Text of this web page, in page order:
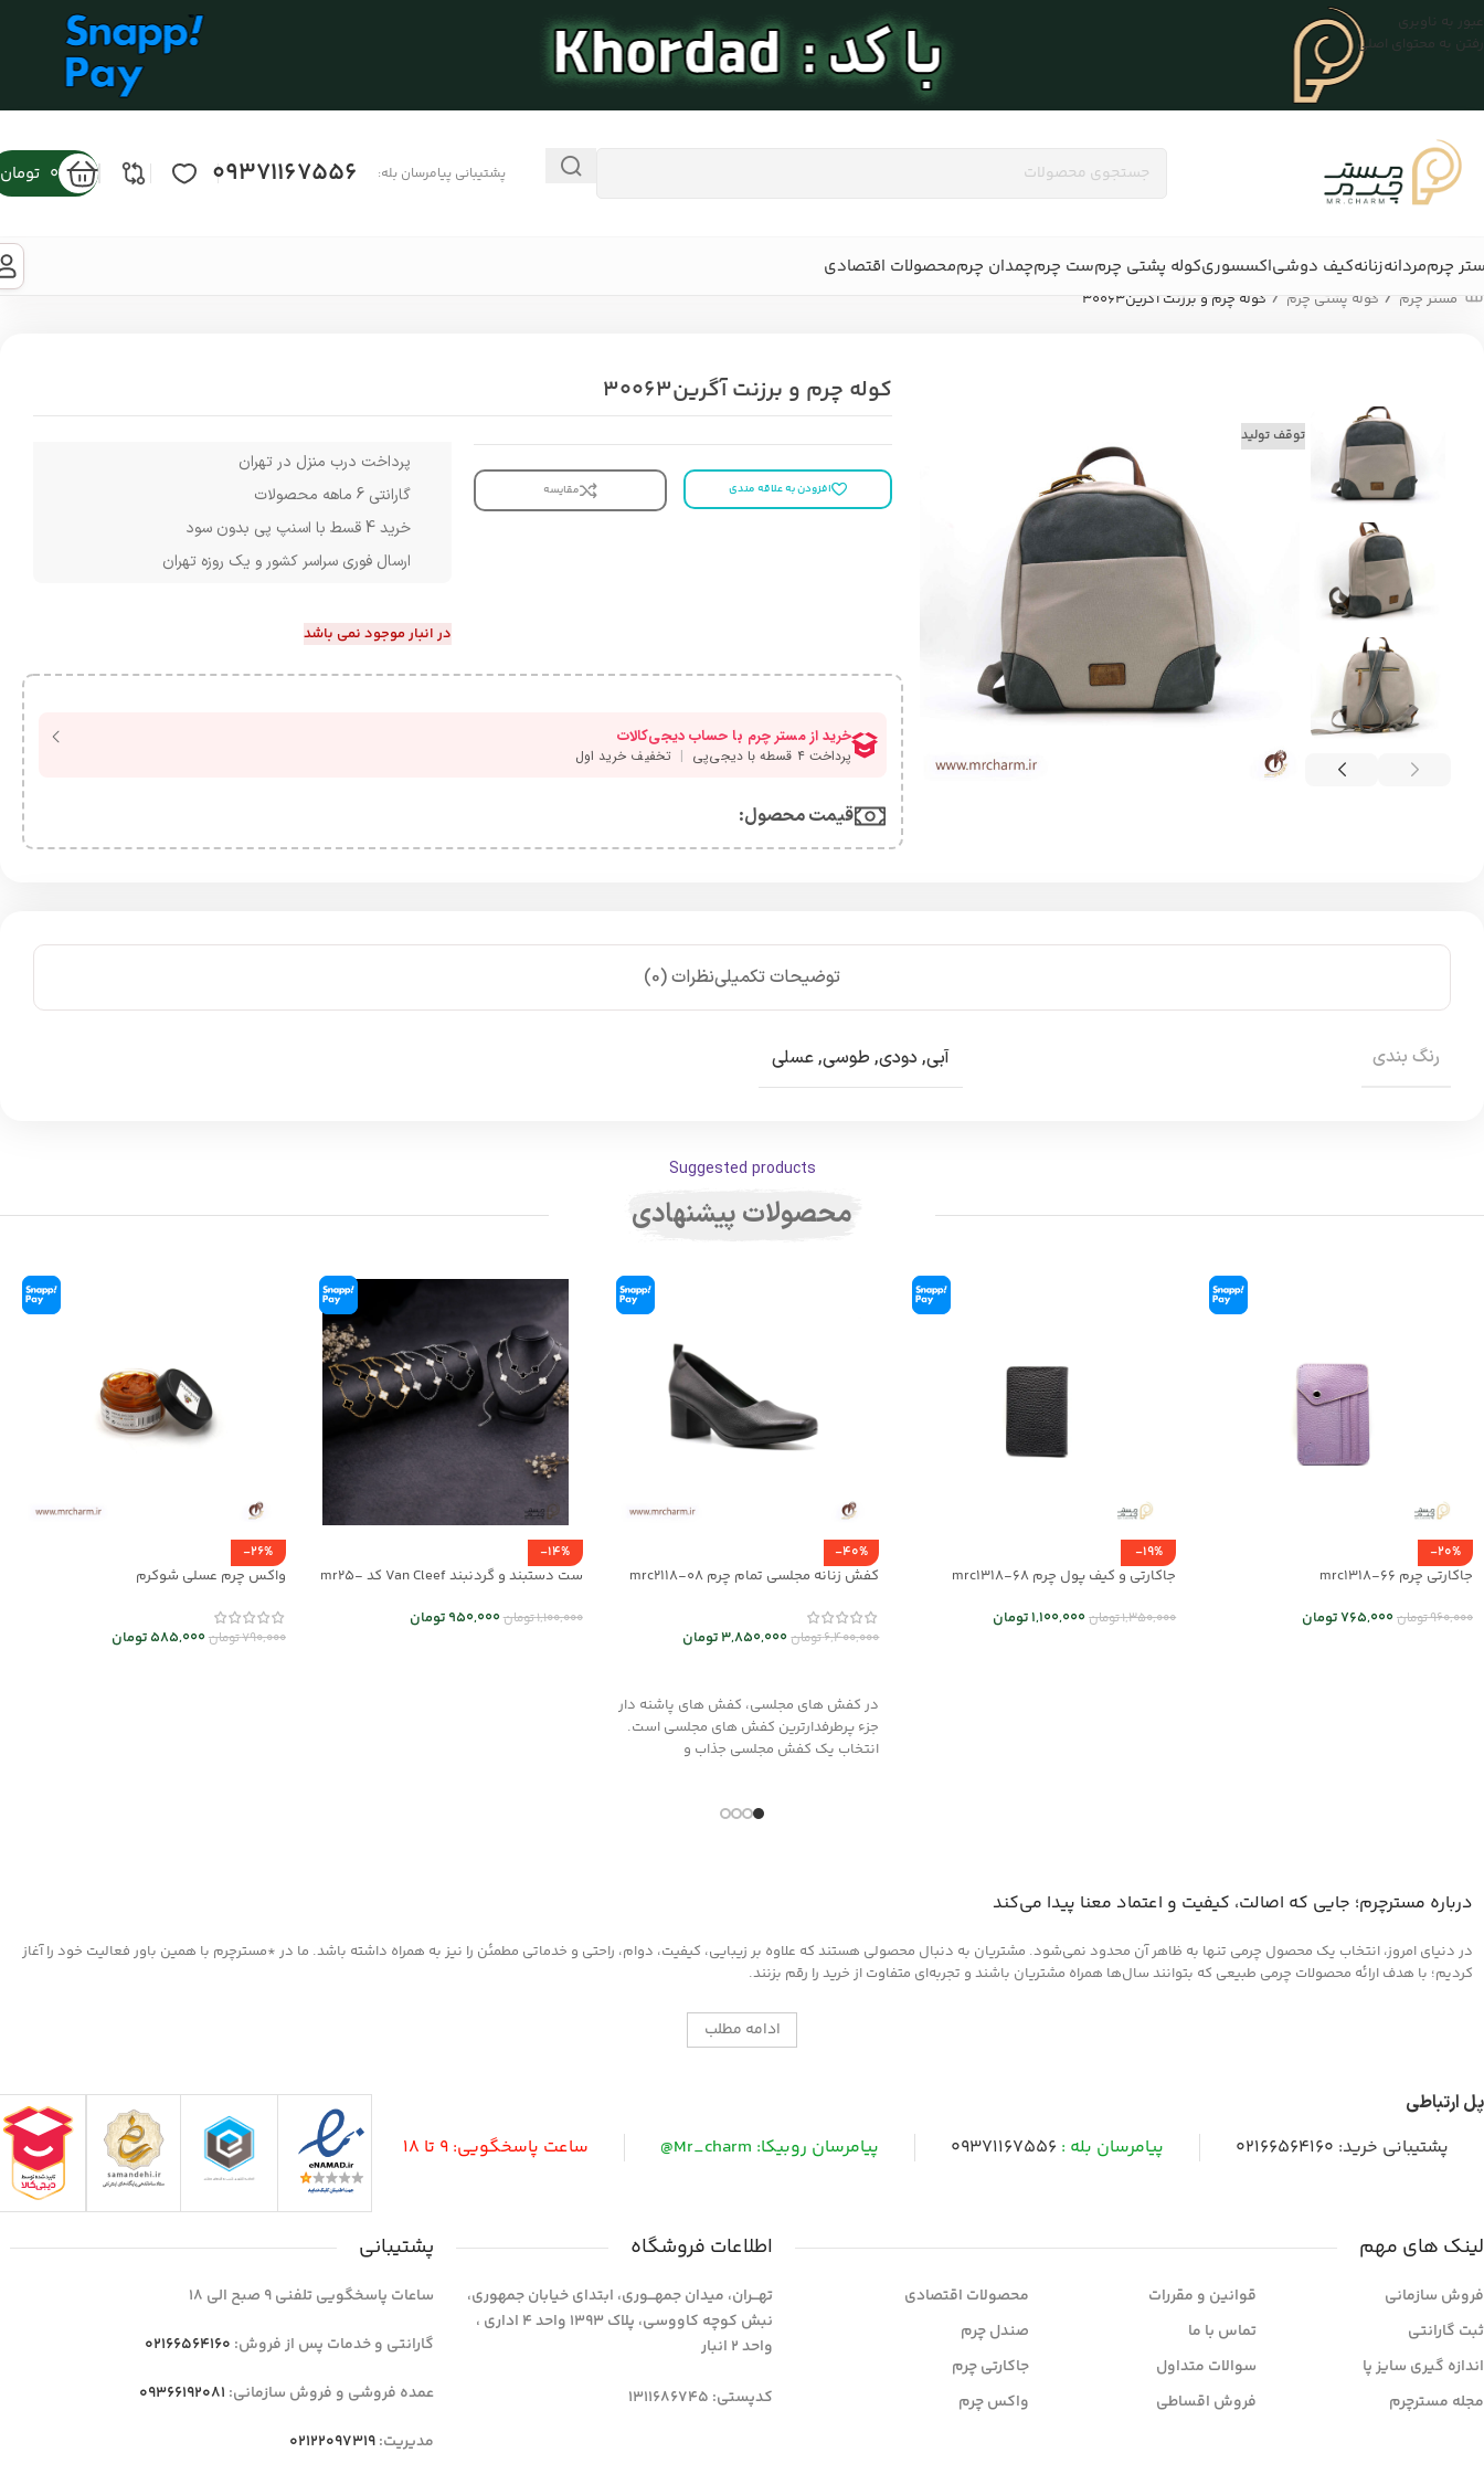
عبور به ناوبری
رفتن به محتوای اصلی
پشتیبانی پیامرسان بله: 09371167556
0 تومان
چرممردانهزنانهکیف دوشیاکسسوریکوله پشتی چرمست چرمچمدان چرممحصولات اقتصادی
مستر چرم / کوله پشتی چرم / کوله چرم و برزنت آگرین30063
توقف تولید
کوله چرم و برزنت آگرین30063
افزودن به علاقه مندی مقایسه
پرداخت درب منزل در تهران
گارانتی 6 ماهه محصولات
خرید 4 قسط با اسنپ پی بدون سود
ارسال فوری سراسر کشور و یک روزه تهران
در انبار موجود نمی باشد
قیمت محصول:​
توضیحات تکمیلینظرات (0)
رنگ بندی آبی, دودی, طوسی,عسلی
Suggested products
محصولات پیشنهادی
-20%
جاکارتی چرم mrc1318-66
960,000تومان765,000تومان
-19%
جاکارتی و کیف پول چرم mrc1318-68
1,350,000تومان1,100,000تومان
-40%
کفش زنانه مجلسی تمام چرم mrc2118-08
6,400,000تومان3,850,000تومان
در کفش های مجلسی، کفش های پاشنه دار
جزء پرطرفدارترین کفش های مجلسی است.
انتخاب یک کفش مجلسی جذاب و
-14%
ست دستبند و گردنبند Van Cleef کد mr25-
1,100,000تومان950,000تومان
-26%
واکس چرم عسلی شوکرم
790,000تومان585,000تومان
درباره مسترچرم؛ جایی که اصالت، کیفیت و اعتماد معنا پیدا می‌کند
در دنیای امروز، انتخاب یک محصول چرمی تنها به ظاهر آن محدود نمی‌شود. مشتریان به دنبال محصولی هستند که علاوه بر زیبایی، کیفیت، دوام، راحتی و خدماتی مطمئن را نیز به همراه داشته باشد. ما در *مسترچرم با همین باور فعالیت خود را آغاز
کردیم؛ با هدف ارائه محصولات چرمی طبیعی که بتوانند سال‌ها همراه مشتریان باشند و تجربه‌ای متفاوت از خرید را رقم بزنند.
ادامه مطلب
پل ارتباطی
پشتیبانی خرید: 02166564160 پیامرسان بله : 09371167556 پیامرسان روبیکا: Mr_charm@ ساعت پاسخگویی: 9 تا 18
لینک های مهم
فروش سازمانی
ثبت گارانتی
اندازه گیری سایز پا
مجله مسترچرم
قوانین و مقررات
تماس با ما
سوالات متداول
فروش اقساطی
محصولات اقتصادی
صندل چرم
جاکارتی چرم
واکس چرم
اطلاعات فروشگاه
تهـــران، میدان جمهـــوری، ابتدای خیابان جمهوری،
نبش کوچه کاووسی، پلاک 1393 واحد 4 اداری ،
واحد 2 انبار
کدپستی: 1311686745
پشتیبانی
ساعات پاسخگویی تلفنی 9 صبح الی 18
گارانتی و خدمات پس از فروش: 02166564160
عمده فروشی و فروش سازمانی: 09366192081
مدیریت:02122097319